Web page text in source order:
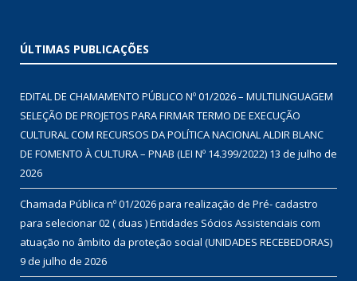
ÚLTIMAS PUBLICAÇÕES
EDITAL DE CHAMAMENTO PÚBLICO Nº 01/2026 – MULTILINGUAGEM
SELEÇÃO DE PROJETOS PARA FIRMAR TERMO DE EXECUÇÃO
CULTURAL COM RECURSOS DA POLÍTICA NACIONAL ALDIR BLANC
DE FOMENTO À CULTURA – PNAB (LEI Nº 14.399/2022) 13 de julho de
2026
Chamada Pública nº 01/2026 para realização de Pré- cadastro
para selecionar 02 ( duas ) Entidades Sócios Assistenciais com
atuação no âmbito da proteção social (UNIDADES RECEBEDORAS)
9 de julho de 2026